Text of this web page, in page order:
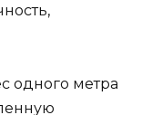
одного метра